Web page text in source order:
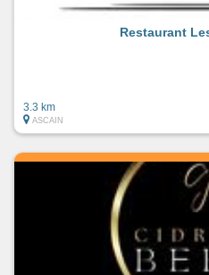
Restaurant
3.3 km
ASCAIN